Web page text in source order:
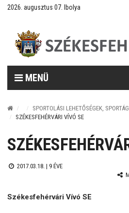
2026. augusztus 07. Ibolya
MENÜ
SPORTOLÁSI LEHETŐSÉGEK,
SZÉKESFEHÉRVÁRI VÍVÓ SE
2017.03.18. | 9 ÉVE
Székesfehérvári Vívó SE